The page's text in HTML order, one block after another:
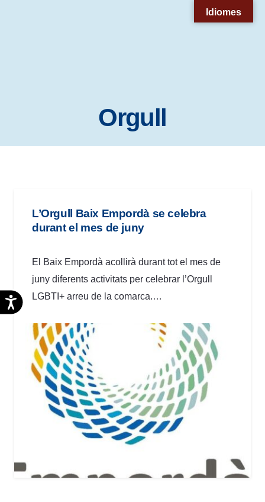
accesibilidad.
Accesibilidad
Orgull
L’Orgull Baix Empordà se celebra
durant el mes de juny
El Baix Empordà acollirà durant tot el mes de
juny diferents activitats per celebrar l’Orgull
LGBTI+ arreu de la comarca.…
Idiomes